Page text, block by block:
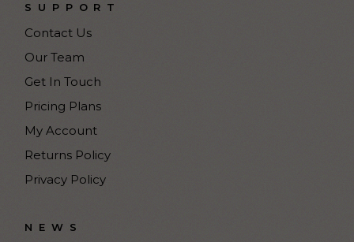
SUPPORT
Contact Us
Our Team
Get In Touch
Pricing Plans
My Account
Returns Policy
Privacy Policy
NEWS